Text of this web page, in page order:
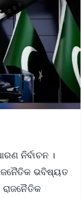
ନିର୍ବାଚନ ।
ଭବିଷ୍ୟତ